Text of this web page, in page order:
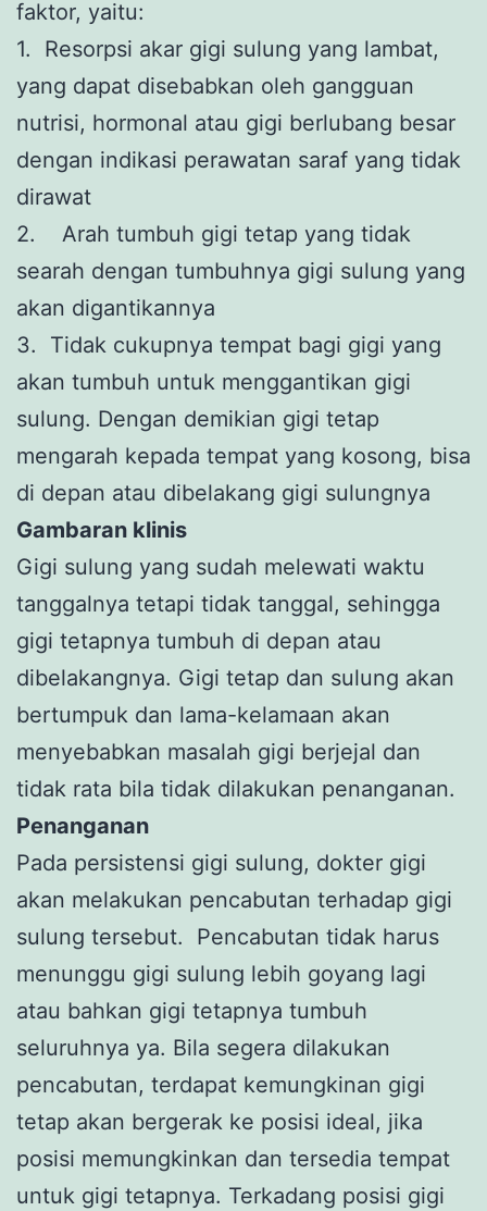
faktor, yaitu:
1. Resorpsi akar gigi sulung yang lambat,
yang dapat disebabkan oleh gangguan
nutrisi, hormonal atau gigi berlubang besar
dengan indikasi perawatan saraf yang tidak
dirawat
2. Arah tumbuh gigi tetap yang tidak
searah dengan tumbuhnya gigi sulung yang
akan digantikannya
3. Tidak cukupnya tempat bagi gigi yang
akan tumbuh untuk menggantikan gigi
sulung. Dengan demikian gigi tetap
mengarah kepada tempat yang kosong, bisa
di depan atau dibelakang gigi sulungnya
Gambaran klinis
Gigi sulung yang sudah melewati waktu
tanggalnya tetapi tidak tanggal, sehingga
gigi tetapnya tumbuh di depan atau
dibelakangnya. Gigi tetap dan sulung akan
bertumpuk dan lama-kelamaan akan
menyebabkan masalah gigi berjejal dan
tidak rata bila tidak dilakukan penanganan.
Penanganan
Pada persistensi gigi sulung, dokter gigi
akan melakukan pencabutan terhadap gigi
sulung tersebut. Pencabutan tidak harus
menunggu gigi sulung lebih goyang lagi
atau bahkan gigi tetapnya tumbuh
seluruhnya ya. Bila segera dilakukan
pencabutan, terdapat kemungkinan gigi
tetap akan bergerak ke posisi ideal, jika
posisi memungkinkan dan tersedia tempat
untuk gigi tetapnya. Terkadang posisi gigi